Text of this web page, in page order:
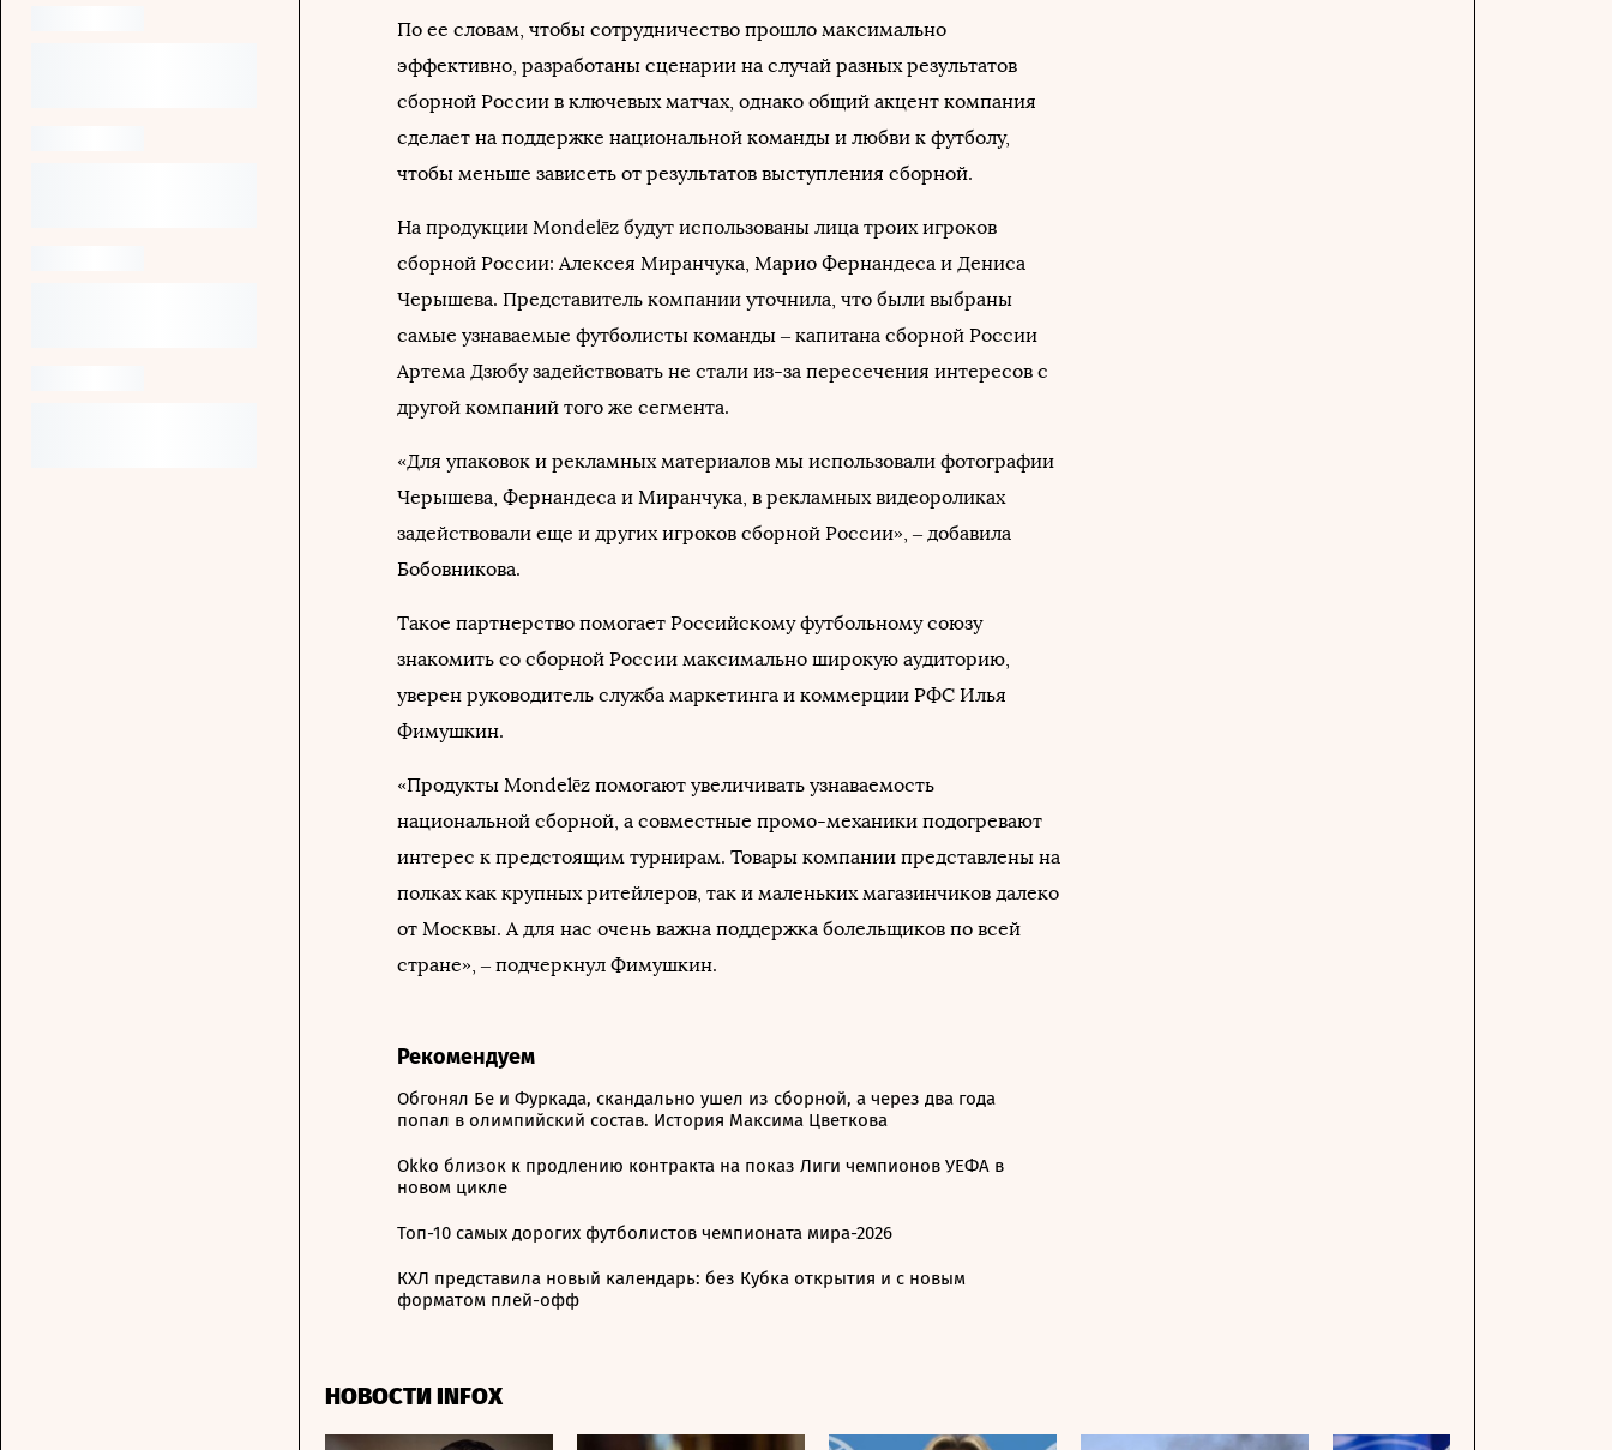
По ее словам, чтобы сотрудничество прошло максимально
эффективно, разработаны сценарии на случай разных результатов
сборной России в ключевых матчах, однако общий акцент компания
сделает на поддержке национальной команды и любви к футболу,
чтобы меньше зависеть от результатов выступления сборной.
На продукции Mondelēz будут использованы лица троих игроков
сборной России: Алексея Миранчука, Марио Фернандеса и Дениса
Черышева. Представитель компании уточнила, что были выбраны
самые узнаваемые футболисты команды – капитана сборной России
Артема Дзюбу задействовать не стали из-за пересечения интересов с
другой компаний того же сегмента.
«Для упаковок и рекламных материалов мы использовали фотографии
Черышева, Фернандеса и Миранчука, в рекламных видеороликах
задействовали еще и других игроков сборной России», – добавила
Бобовникова.
Такое партнерство помогает Российскому футбольному союзу
знакомить со сборной России максимально широкую аудиторию,
уверен руководитель служба маркетинга и коммерции РФС Илья
Фимушкин.
«Продукты Mondelēz помогают увеличивать узнаваемость
национальной сборной, а совместные промо-механики подогревают
интерес к предстоящим турнирам. Товары компании представлены на
полках как крупных ритейлеров, так и маленьких магазинчиков далеко
от Москвы. А для нас очень важна поддержка болельщиков по всей
стране», – подчеркнул Фимушкин.
Рекомендуем
Обгонял Бе и Фуркада, скандально ушел из сборной, а через два года
попал в олимпийский состав. История Максима Цветкова
Okko близок к продлению контракта на показ Лиги чемпионов УЕФА в
новом цикле
Топ-10 самых дорогих футболистов чемпионата мира-2026
КХЛ представила новый календарь: без Кубка открытия и с новым
форматом плей-офф
НОВОСТИ INFOX